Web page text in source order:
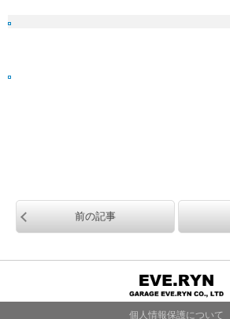
前の記事
個人情報保護について